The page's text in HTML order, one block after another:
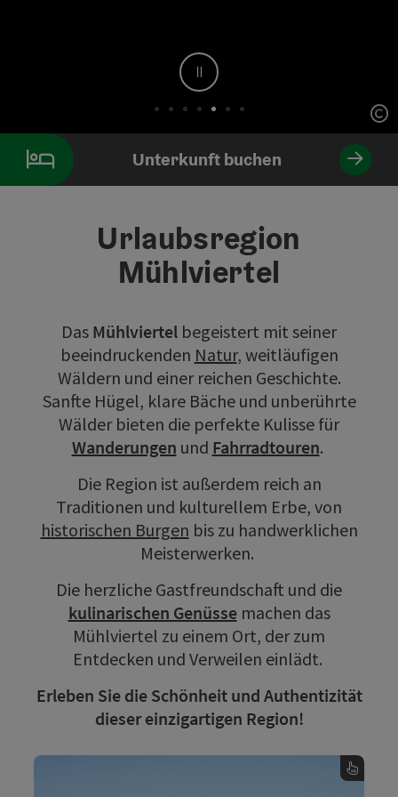
Stop
Element 5 von 7
Unterkunft buchen
Urlaubsregion
Mühlviertel
Das Mühlviertel begeistert mit seiner
beeindruckenden Natur, weitläufigen
Wäldern und einer reichen Geschichte.
Sanfte Hügel, klare Bäche und unberührte
Wälder bieten die perfekte Kulisse für
Wanderungen und Fahrradtouren.
Die Region ist außerdem reich an
Traditionen und kulturellem Erbe, von
historischen Burgen bis zu handwerklichen
Meisterwerken.
Die herzliche Gastfreundschaft und die
kulinarischen Genüssemachen das
Mühlviertel zu einem Ort, der zum
Entdecken und Verweilen einlädt.
Erleben Sie die Schönheit und Authentizität
dieser einzigartigen Region!